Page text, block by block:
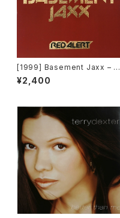
[1999] Basement Jaxx – R
ed Alert [XL Recordings, A
tlantic Jaxx]
¥2,400